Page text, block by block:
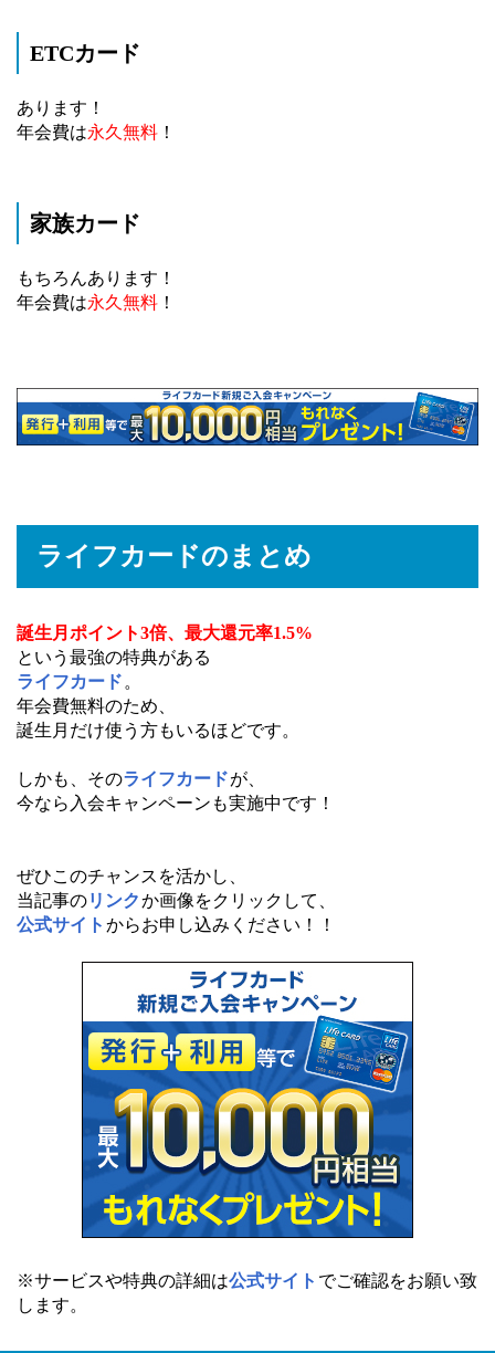
ETCカード
あります！
年会費は永久無料 ！
家族カード
もちろんあります！
年会費は永久無料 ！
ライフカードのまとめ
誕生月ポイント3倍、最大還元率1.5%
という最強の特典がある
ライフカード 。
年会費無料のため、
誕生月だけ使う方もいるほどです。
しかも、そのライフカードが、
今なら入会キャンペーンも実施中です！
ぜひこのチャンスを活かし、
当記事のリンクか画像をクリックして、
公式サイト からお申し込みください！！
※サービスや特典の詳細は公式サイト でご確認をお願い致
します。